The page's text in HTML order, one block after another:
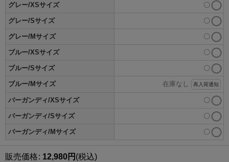
グレー/XSサイズ 〇
グレー/Sサイズ 〇
グレー/Mサイズ 〇
ブルー/XSサイズ 〇
ブルー/Sサイズ 〇
ブルー/Mサイズ 在庫なし 再入荷通知
バーガンディ/XSサイズ 〇
バーガンディ/Sサイズ 〇
バーガンディ/Mサイズ 〇
販売価格: 12,980円 (税込)